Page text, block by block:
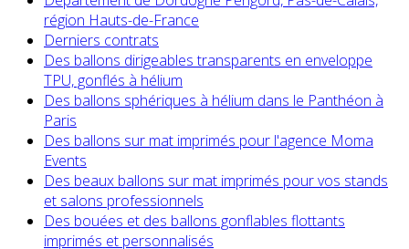
région Hauts-de-France
Derniers contrats
Des ballons dirigeables transparents en enveloppe
TPU, gonflés à hélium
Des ballons sphériques à hélium dans le Panthéon à
Paris
Des ballons sur mat imprimés pour l'agence Moma
Events
Des beaux ballons sur mat imprimés pour vos stands
et salons professionnels
Des bouées et des ballons gonflables flottants
imprimés et personnalisés